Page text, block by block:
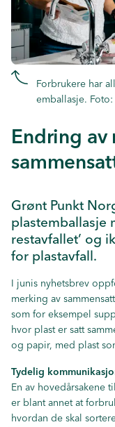
Forbrukere har
emballasje.
Endring av
Grønt Punkt
plastemballasje
restavfallet’ og
for plastavfall.
I junis nyhetsbrev
merking av
som for eksempel
hvor plast er satt
og papir, med plast
Tydelig
En av hovedårsakene
er blant annet at
hvordan de skal